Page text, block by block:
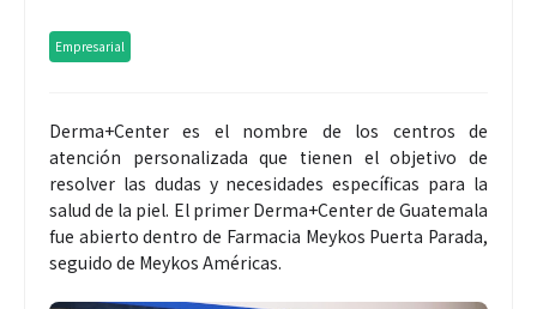
Empresarial
Derma+Center es el nombre de los centros de
atención personalizada que tienen el objetivo de
resolver las dudas y necesidades específicas para la
salud de la piel. El primer Derma+Center de Guatemala
fue abierto dentro de Farmacia Meykos Puerta Parada,
seguido de Meykos Américas.